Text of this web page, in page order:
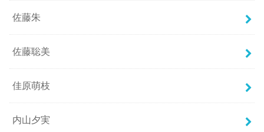
佐藤朱
佐藤聡美
佳原萌枝
内山夕実